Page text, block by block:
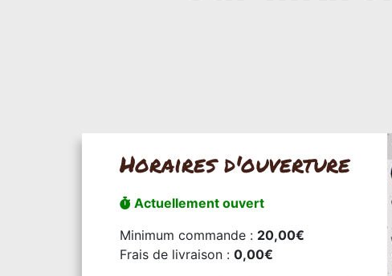
Horaires d'ouverture
Actuellement ouvert
Minimum commande : 20,00€
Frais de livraison : 0,00€